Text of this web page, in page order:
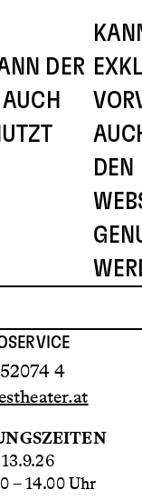
DEN
DER
4
– 14.00 Uhr